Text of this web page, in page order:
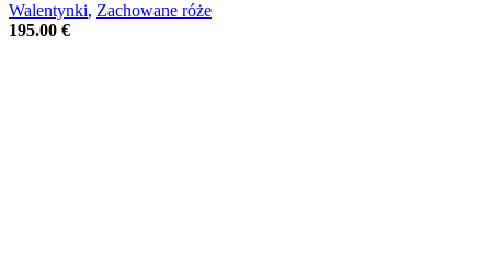
Walentynki, Zachowane róże
195.00 €